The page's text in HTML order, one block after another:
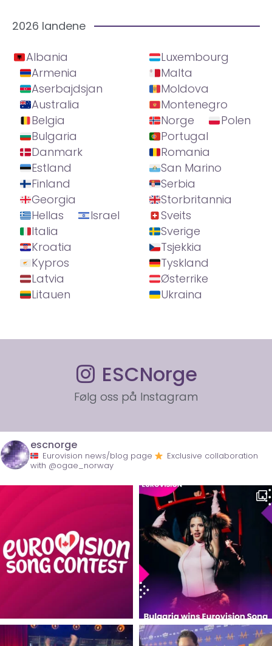
2026 landene
Albania
Armenia
Aserbajdsjan
Australia
Belgia
Bulgaria
Danmark
Estland
Finland
Georgia
Hellas
Israel
Italia
Kroatia
Kypros
Latvia
Litauen
Luxembourg
Malta
Moldova
Montenegro
Norge
Polen
Portugal
Romania
San Marino
Serbia
Storbritannia
Sveits
Sverige
Tsjekkia
Tyskland
Østerrike
Ukraina
ESCNorge
Følg oss på Instagram
escnorge
Eurovision news/blog page
Exclusive collaboration
with @ogae_norway